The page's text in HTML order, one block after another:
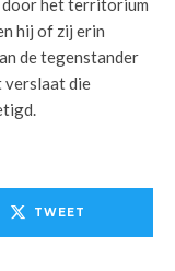
door het territorium
hij of zij erin
de tegenstander
verslaat die
TWEET